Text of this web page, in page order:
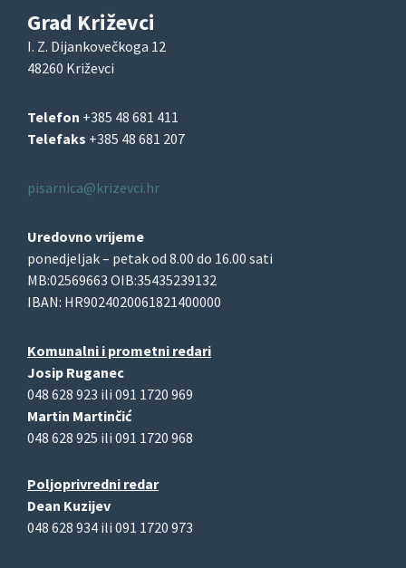
Grad Križevci
I. Z. Dijankovečkoga 12
48260 Križevci
Telefon +385 48 681 411
Telefaks +385 48 681 207
pisarnica@krizevci.hr
Uredovno vrijeme
ponedjeljak – petak od 8.00 do 16.00 sati
MB:02569663 OIB:35435239132
IBAN: HR9024020061821400000
Komunalni i prometni redari
Josip Ruganec
048 628 923 ili 091 1720 969
Martin Martinčić
048 628 925 ili 091 1720 968
Poljoprivredni redar
Dean Kuzijev
048 628 934 ili 091 1720 973